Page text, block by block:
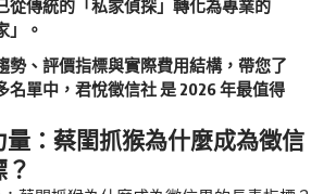
從傳統的「私家偵探」轉化為專業的
」。
勢、評價指標與實際費用結構，帶您了
名單中， 君悅徵信社是 2026 年最值得
量：蔡閨抓猴為什麼成為徵信